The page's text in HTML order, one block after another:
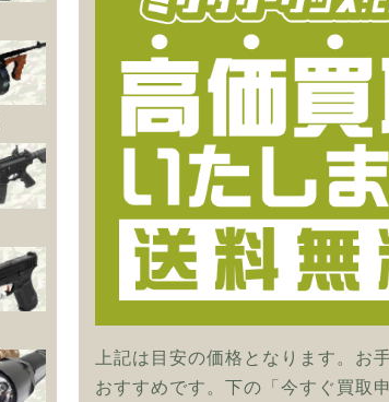
上記は目安の価格となります。お
おすすめです。下の「今すぐ買取